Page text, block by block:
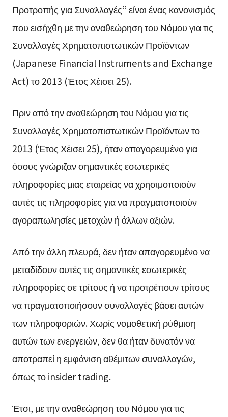
Προτροπής για Συναλλαγές” είναι ένας κανονισμός
που εισήχθη με την αναθεώρηση του Νόμου για τις
Συναλλαγές Χρηματοπιστωτικών Προϊόντων
(Japanese Financial Instruments and Exchange
Act) το 2013 (Έτος Χέισει 25).
Πριν από την αναθεώρηση του Νόμου για τις
Συναλλαγές Χρηματοπιστωτικών Προϊόντων το
2013 (Έτος Χέισει 25), ήταν απαγορευμένο για
όσους γνώριζαν σημαντικές εσωτερικές
πληροφορίες μιας εταιρείας να χρησιμοποιούν
αυτές τις πληροφορίες για να πραγματοποιούν
αγοραπωλησίες μετοχών ή άλλων αξιών.
Από την άλλη πλευρά, δεν ήταν απαγορευμένο να
μεταδίδουν αυτές τις σημαντικές εσωτερικές
πληροφορίες σε τρίτους ή να προτρέπουν τρίτους
να πραγματοποιήσουν συναλλαγές βάσει αυτών
των πληροφοριών. Χωρίς νομοθετική ρύθμιση
αυτών των ενεργειών, δεν θα ήταν δυνατόν να
αποτραπεί η εμφάνιση αθέμιτων συναλλαγών,
όπως το insider trading.
Έτσι, με την αναθεώρηση του Νόμου για τις